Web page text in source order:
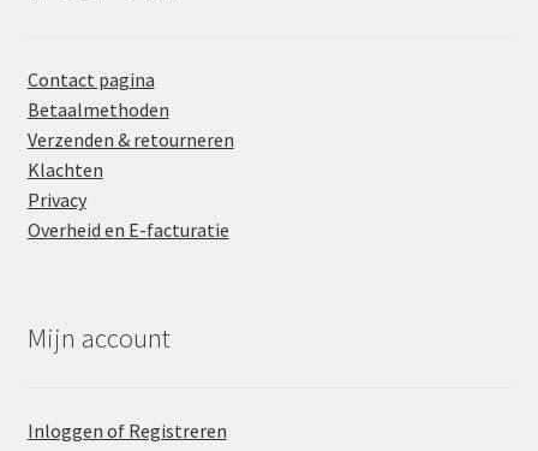
Contact pagina
Betaalmethoden
Verzenden & retourneren
Klachten
Privacy
Overheid en E-facturatie
Mijn account
Inloggen of Registreren